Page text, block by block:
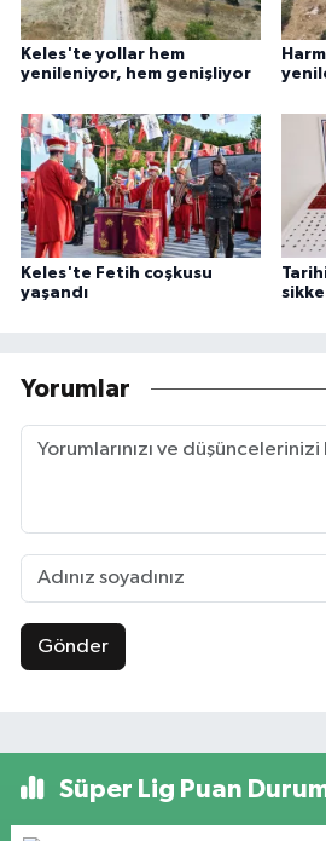
Keles'te yollar hem
yenileniyor, hem genişliyor
Keles'te Fetih coşkusu
yaşandı
Yorumlar
Gönder
Süper Lig Puan